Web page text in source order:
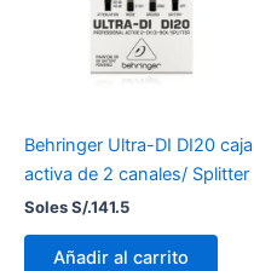
Behringer Ultra-DI DI20 caja
activa de 2 canales/ Splitter
Soles S/.141.5
Añadir al carrito